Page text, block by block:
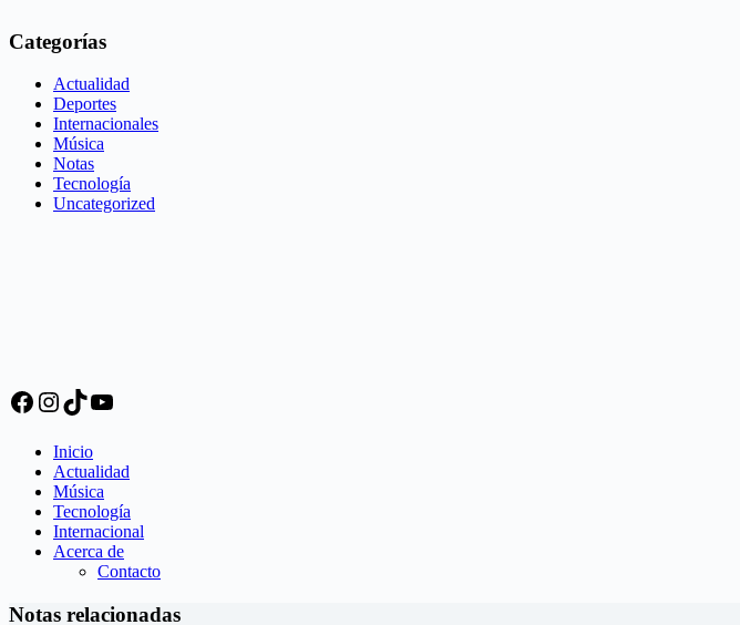
Categorías
Actualidad
Deportes
Internacionales
Música
Notas
Tecnología
Uncategorized
Facebook
Instagram
TikTok
YouTube
Inicio
Actualidad
Música
Tecnología
Internacional
Acerca de
Contacto
Notas relacionadas